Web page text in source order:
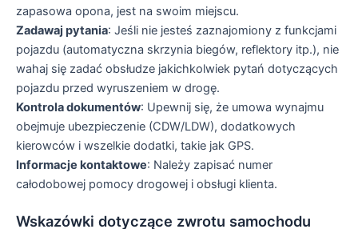
zapasowa opona, jest na swoim miejscu.
Zadawaj pytania: Jeśli nie jesteś zaznajomiony z funkcjami
pojazdu (automatyczna skrzynia biegów, reflektory itp.), nie
wahaj się zadać obsłudze jakichkolwiek pytań dotyczących
pojazdu przed wyruszeniem w drogę.
Kontrola dokumentów: Upewnij się, że umowa wynajmu
obejmuje ubezpieczenie (CDW/LDW), dodatkowych
kierowców i wszelkie dodatki, takie jak GPS.
Informacje kontaktowe: Należy zapisać numer
całodobowej pomocy drogowej i obsługi klienta.
Wskazówki dotyczące zwrotu samochodu